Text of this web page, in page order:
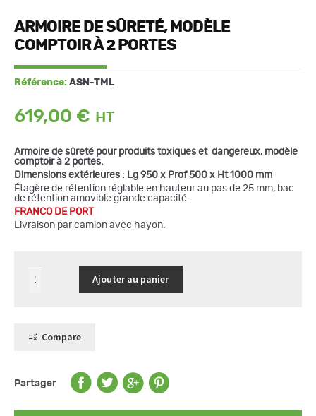
ARMOIRE DE SÛRETÉ, MODÈLE
COMPTOIR À 2 PORTES
Référence: ASN-TML
619,00 €
Armoire de sûreté pour produits toxiques et dangereux, modèle
comptoir à 2 portes.
Dimensions extérieures : Lg 950 x Prof 500 x Ht 1000 mm
Étagère de rétention réglable en hauteur au pas de 25 mm, bac
de rétention amovible grande capacité.
FRANCO DE PORT
Livraison par camion avec hayon.
quantité
de
à
Ajouter au panier
Compare
Partager